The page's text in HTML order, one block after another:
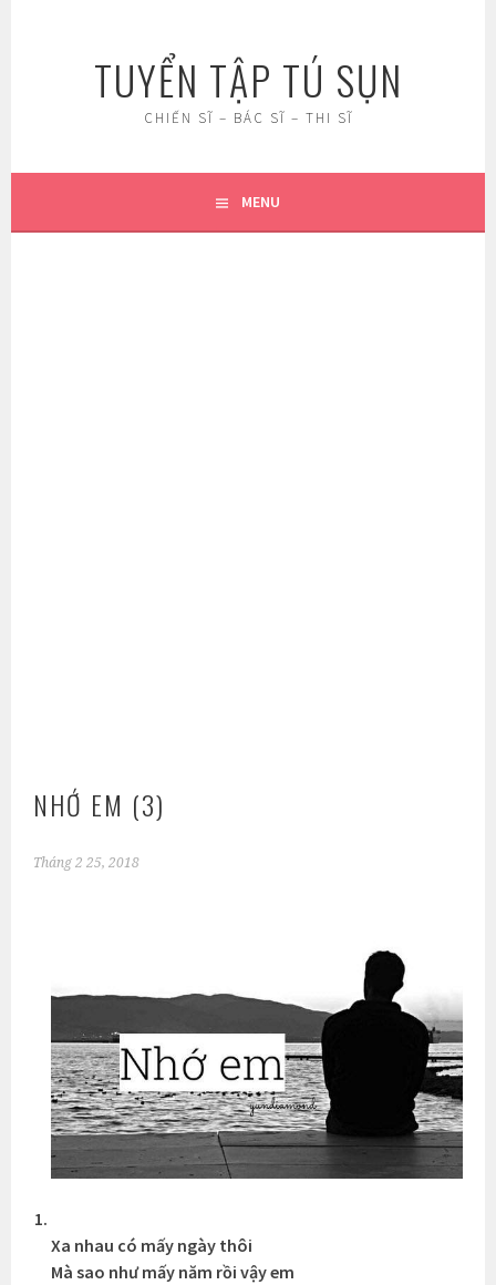
TUYỂN TẬP TÚ SỤN
CHIẾN SĨ – BÁC SĨ – THI SĨ
MENU
NHỚ EM (3)
Tháng 2 25, 2018
Xa nhau có mấy ngày thôi
Mà sao như mấy năm rồi vậy em